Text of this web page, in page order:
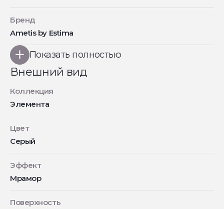
Бренд
Ametis by Estima
Показать полностью
Внешний вид
Коллекция
Элемента
Цвет
Серый
Эффект
Мрамор
Поверхность